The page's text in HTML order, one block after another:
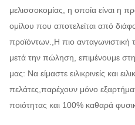
μελισσοκομίας, η οποία είναι η
ομίλου που αποτελείται από
προϊόντων.,Η πιο ανταγωνιστική
μετά την πώληση, επιμένουμε
μας: Να είμαστε ειλικρινείς και
πελάτες,παρέχουν μόνο
ποιότητας και 100% καθαρά